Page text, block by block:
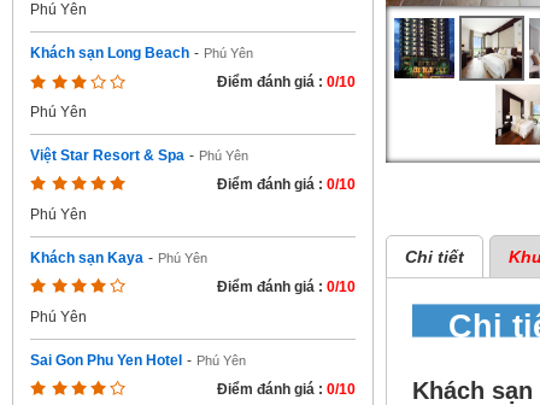
Phú Yên
Khách sạn Long Beach - Phú Yên
Điểm đánh giá : 0/10
Phú Yên
Việt Star Resort & Spa - Phú Yên
Điểm đánh giá : 0/10
Phú Yên
Khách sạn Kaya - Phú Yên
Điểm đánh giá : 0/10
Phú Yên
Sai Gon Phu Yen Hotel - Phú Yên
Điểm đánh giá : 0/10
Chi tiết
Chi
Khách sạn